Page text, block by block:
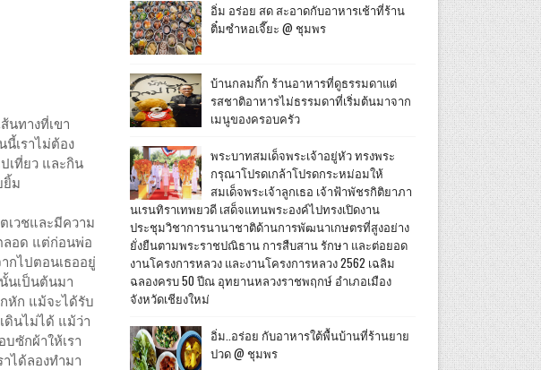
นทางที่เขา
เราไม่ต้อง
เที่ยว และกิน
ยิ้ม
วชและมีความ
ลอด แต่ก่อนพ่อ
กไปตอนเธออยู่
นเป็นต้นมา
หัก แม้จะได้รับ
ดินไม่ได้ แม้ว่า
ซักผ้าให้เรา
ได้ลองทำมา
อิ่ม อร่อย สด สะอาดกับอาหารเช้าที่ร้าน
ติ๋มซำหอเจี๊ยะ @ ชุมพร
บ้านกลมกิ๊ก ร้านอาหารที่ดูธรรมดาแต่
รสชาติอาหารไม่ธรรมดาที่เริ่มต้นมาจาก
เมนูของครอบครัว
พระบาทสมเด็จพระเจ้าอยู่หัว ทรงพระ
กรุณาโปรดเกล้าโปรดกระหม่อมให้
สมเด็จพระเจ้าลูกเธอ เจ้าฟ้าพัชรกิติยาภา
นเรนทิราเทพยวดี เสด็จแทนพระองค์ไปทรงเปิดงาน
ประชุมวิชาการนานาชาติด้านการพัฒนาเกษตรที่สูงอย่าง
ยั่งยืนตามพระราชปณิธาน การสืบสาน รักษา และต่อยอด
งานโครงการหลวง และงานโครงการหลวง 2562 เฉลิม
ฉลองครบ 50 ปีณ อุทยานหลวงราชพฤกษ์ อำเภอเมือง
จังหวัดเชียงใหม่
อิ่ม..อร่อย กับอาหารใต้พื้นบ้านที่ร้านยาย
ปวด @ ชุมพร